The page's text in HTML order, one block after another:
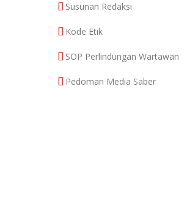
Susunan Redaksi
Kode Etik
SOP Perlindungan Wartawan
Pedoman Media Saber